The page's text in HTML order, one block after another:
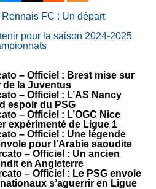
FC : Un départ
pour la saison 2024-2025
– Officiel : Brest mise sur
la Juventus
– Officiel : L’AS Nancy
espoir du PSG
– Officiel : L’OGC Nice
expérimenté de Ligue 1
– Officiel : Une légende
pour l’Arabie saoudite
– Officiel : Un ancien
en Angleterre
– Officiel : Le PSG envoie
s’aguerrir en Ligue